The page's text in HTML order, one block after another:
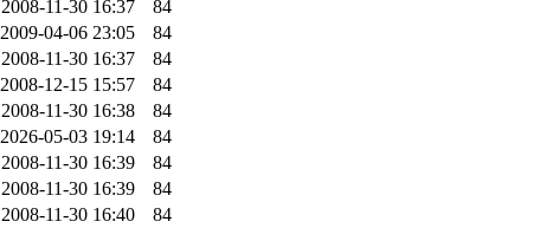
2008-11-30 16:37
84
2009-04-06 23:05
84
2008-11-30 16:37
84
2008-12-15 15:57
84
2008-11-30 16:38
84
2026-05-03 19:14
84
2008-11-30 16:39
84
2008-11-30 16:39
84
2008-11-30 16:40
84